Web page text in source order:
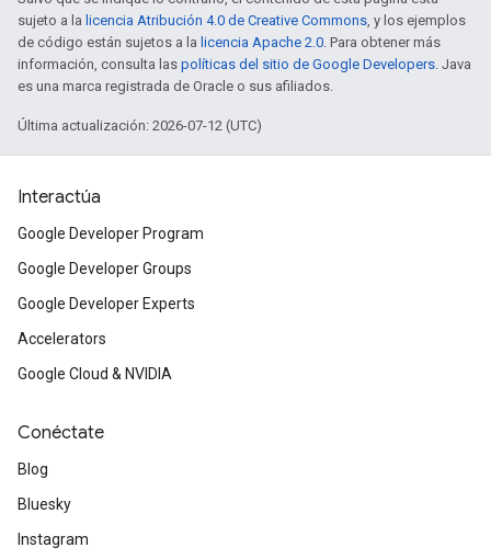
sujeto a la licencia Atribución 4.0 de Creative Commons, y los ejemplos
de código están sujetos a la licencia Apache 2.0. Para obtener más
información, consulta las políticas del sitio de Google Developers. Java
es una marca registrada de Oracle o sus afiliados.
Última actualización: 2026-07-12 (UTC)
Interactúa
Google Developer Program
Google Developer Groups
Google Developer Experts
Accelerators
Google Cloud & NVIDIA
Conéctate
Blog
Bluesky
Instagram